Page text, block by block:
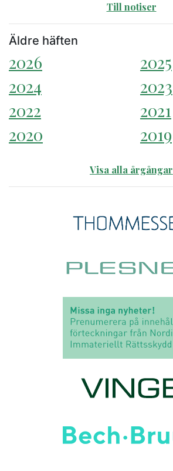
Till notiser
Äldre häften
2026
2025
2024
2023
2022
2021
2020
2019
Visa alla årgångar